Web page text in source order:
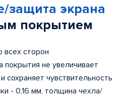
защита экрана
покрытием
всех сторон
не увеличивает
сохраняет чувствительность
- 0,16 мм, толщина чехла/